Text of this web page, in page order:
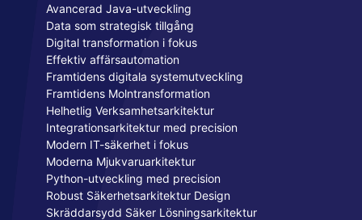
Avancerad Java-utveckling
Data som strategisk tillgång
Digital transformation i fokus
Effektiv affärsautomation
Framtidens digitala systemutveckling
Framtidens Molntransformation
Helhetlig Verksamhetsarkitektur
Integrationsarkitektur med precision
Modern IT-säkerhet i fokus
Moderna Mjukvaruarkitektur
Python-utveckling med precision
Robust Säkerhetsarkitektur Design
Skräddarsydd Säker Lösningsarkitektur